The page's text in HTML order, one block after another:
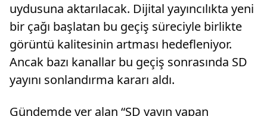
uydusuna aktarılacak. Dijital yayıncılıkta yeni
bir çağı başlatan bu geçiş süreciyle birlikte
görüntü kalitesinin artması hedefleniyor.
Ancak bazı kanallar bu geçiş sonrasında SD
yayını sonlandırma kararı aldı.
Gündemde yer alan “SD yayın yapan